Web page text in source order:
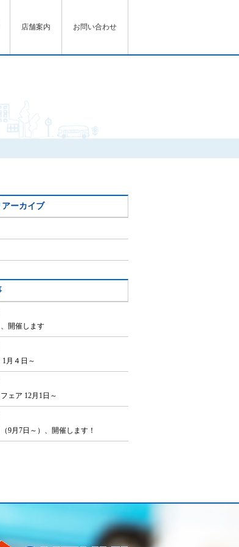
店舗案内 お問い合わせ
アーカイブ
開催します
月４日～
ェア 12月1日～
9月7日～）、開催します！